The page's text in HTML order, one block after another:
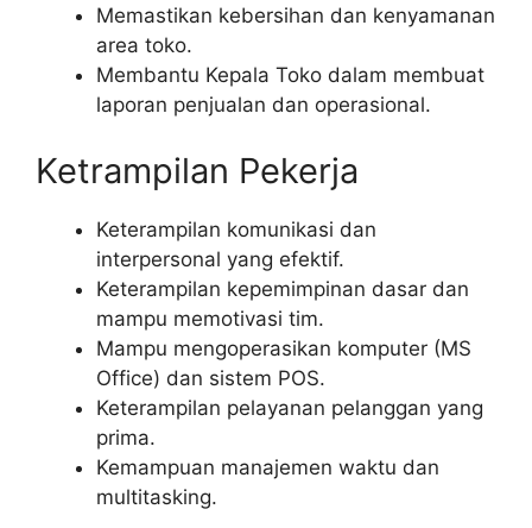
Memastikan kebersihan dan kenyamanan
area toko.
Membantu Kepala Toko dalam membuat
laporan penjualan dan operasional.
Ketrampilan Pekerja
Keterampilan komunikasi dan
interpersonal yang efektif.
Keterampilan kepemimpinan dasar dan
mampu memotivasi tim.
Mampu mengoperasikan komputer (MS
Office) dan sistem POS.
Keterampilan pelayanan pelanggan yang
prima.
Kemampuan manajemen waktu dan
multitasking.